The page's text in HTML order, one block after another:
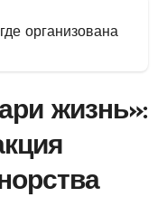
организована
жизнь»: